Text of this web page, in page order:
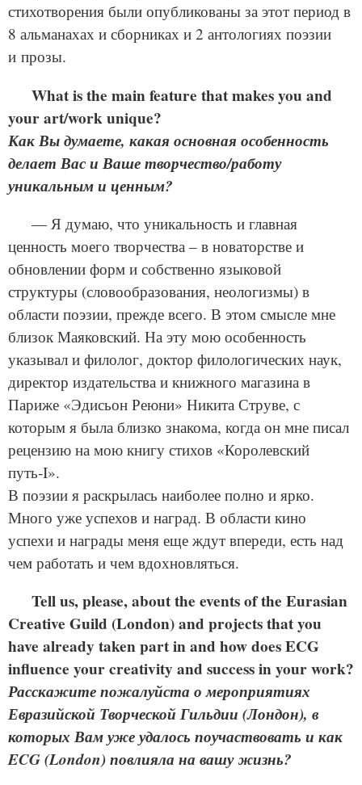
стихотворения были опубликованы за этот период в
8 альманахах и сборниках и 2 антологиях поэзии
и прозы.
What is the main fea­ture that makes you and
your art/work unique?
Как Вы думаете, какая основная особенность
делает Вас и Ваше творчество/работу
уникальным и ценным?
— Я думаю, что уникальность и главная
ценность моего творчества – в новаторстве и
обновлении форм и собственно языковой
структуры (словообразования, неологизмы) в
области поэзии, прежде всего. В этом смысле мне
близок Маяковский. На эту мою особенность
указывал и филолог, доктор филологических наук,
директор издательства и книжного магазина в
Париже «Эдисьон Реюни» Никита Струве, с
которым я была близко знакома, когда он мне писал
рецензию на мою книгу стихов «Королевский
путь‑I».
В поэзии я раскрылась наиболее полно и ярко.
Много уже успехов и наград. В области кино
успехи и награды меня еще ждут впереди, есть над
чем работать и чем вдохновляться.
Tell us, please, about the events of the Eurasian
Cre­ative Guild (Lon­don) and projects that you
have already tak­en part in and how does ECG
influ­ence your cre­ativ­i­ty and suc­cess in your work?
Расскажите пожалуйста о мероприятиях
Евразийской Творческой Гильдии (Лондон), в
которых Вам уже удалось поучаствовать и как
ECG (Lon­don) повлияла на вашу жизнь?